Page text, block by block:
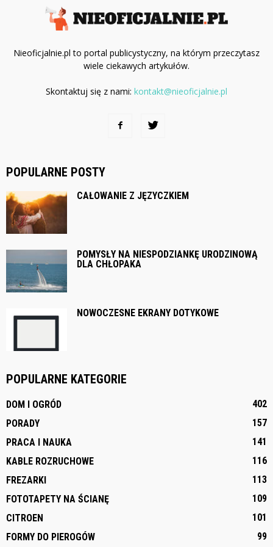
Nieoficjalnie.pl to portal publicystyczny, na którym przeczytasz
wiele ciekawych artykułów.
Skontaktuj się z nami: kontakt@nieoficjalnie.pl
POPULARNE POSTY
CAŁOWANIE Z JĘZYCZKIEM
POMYSŁY NA NIESPODZIANKĘ URODZINOWĄ
DLA CHŁOPAKA
NOWOCZESNE EKRANY DOTYKOWE
POPULARNE KATEGORIE
DOM I OGRÓD
402
PORADY
157
PRACA I NAUKA
141
KABLE ROZRUCHOWE
116
FREZARKI
113
FOTOTAPETY NA ŚCIANĘ
109
CITROEN
101
FORMY DO PIEROGÓW
99